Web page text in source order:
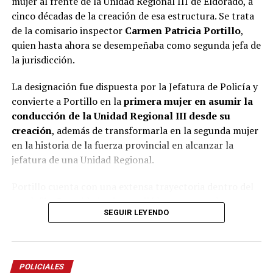
acusación ahomicidio calificado por el vínculo en su
modalidad por omisiónal considerar que la mujer pudo haber
dejado de alimentar a Belén en forma deliberada para dejarla
morir.
La mujer llegó a esta instancia en libertad y bajo la
representación del defensor oficialMiguel Ángel Varela
aunque dependiendo de la acusación final que eventualmente
reciba hasta podría ser condenada a prisión perpetua. Eso lo
decidirá, a su debido tiempo, el tribunal presidido por el
magistradoGustavo Berniee integrado por sus pares
cinco décadas de la creación de esa estructura. Se trata
de la comisario inspector Carmen Patricia Portillo,
quien hasta ahora se desempeñaba como segunda jefa de
la jurisdicción.
La designación fue dispuesta por la Jefatura de Policía y
convierte a Portillo en laprimera mujer en asumir la
conducción de la Unidad Regional III desde su
creación, además de transformarla en la segunda mujer
en la historia de la fuerza provincial en alcanzar la
jefatura de una Unidad Regional.
escalafón Seguridad y desarrolló buena parte de su
carrera en el norte de la provincia, donde ocupó
La nueva jefa inició su carrera en la comisaría Primera
SEGUIR LEYENDO
POLICIALES